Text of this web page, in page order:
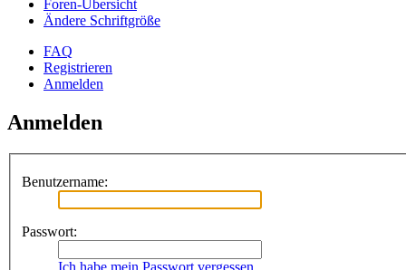
Foren-Übersicht
Ändere Schriftgröße
FAQ
Registrieren
Anmelden
Anmelden
Benutzername:
Passwort: